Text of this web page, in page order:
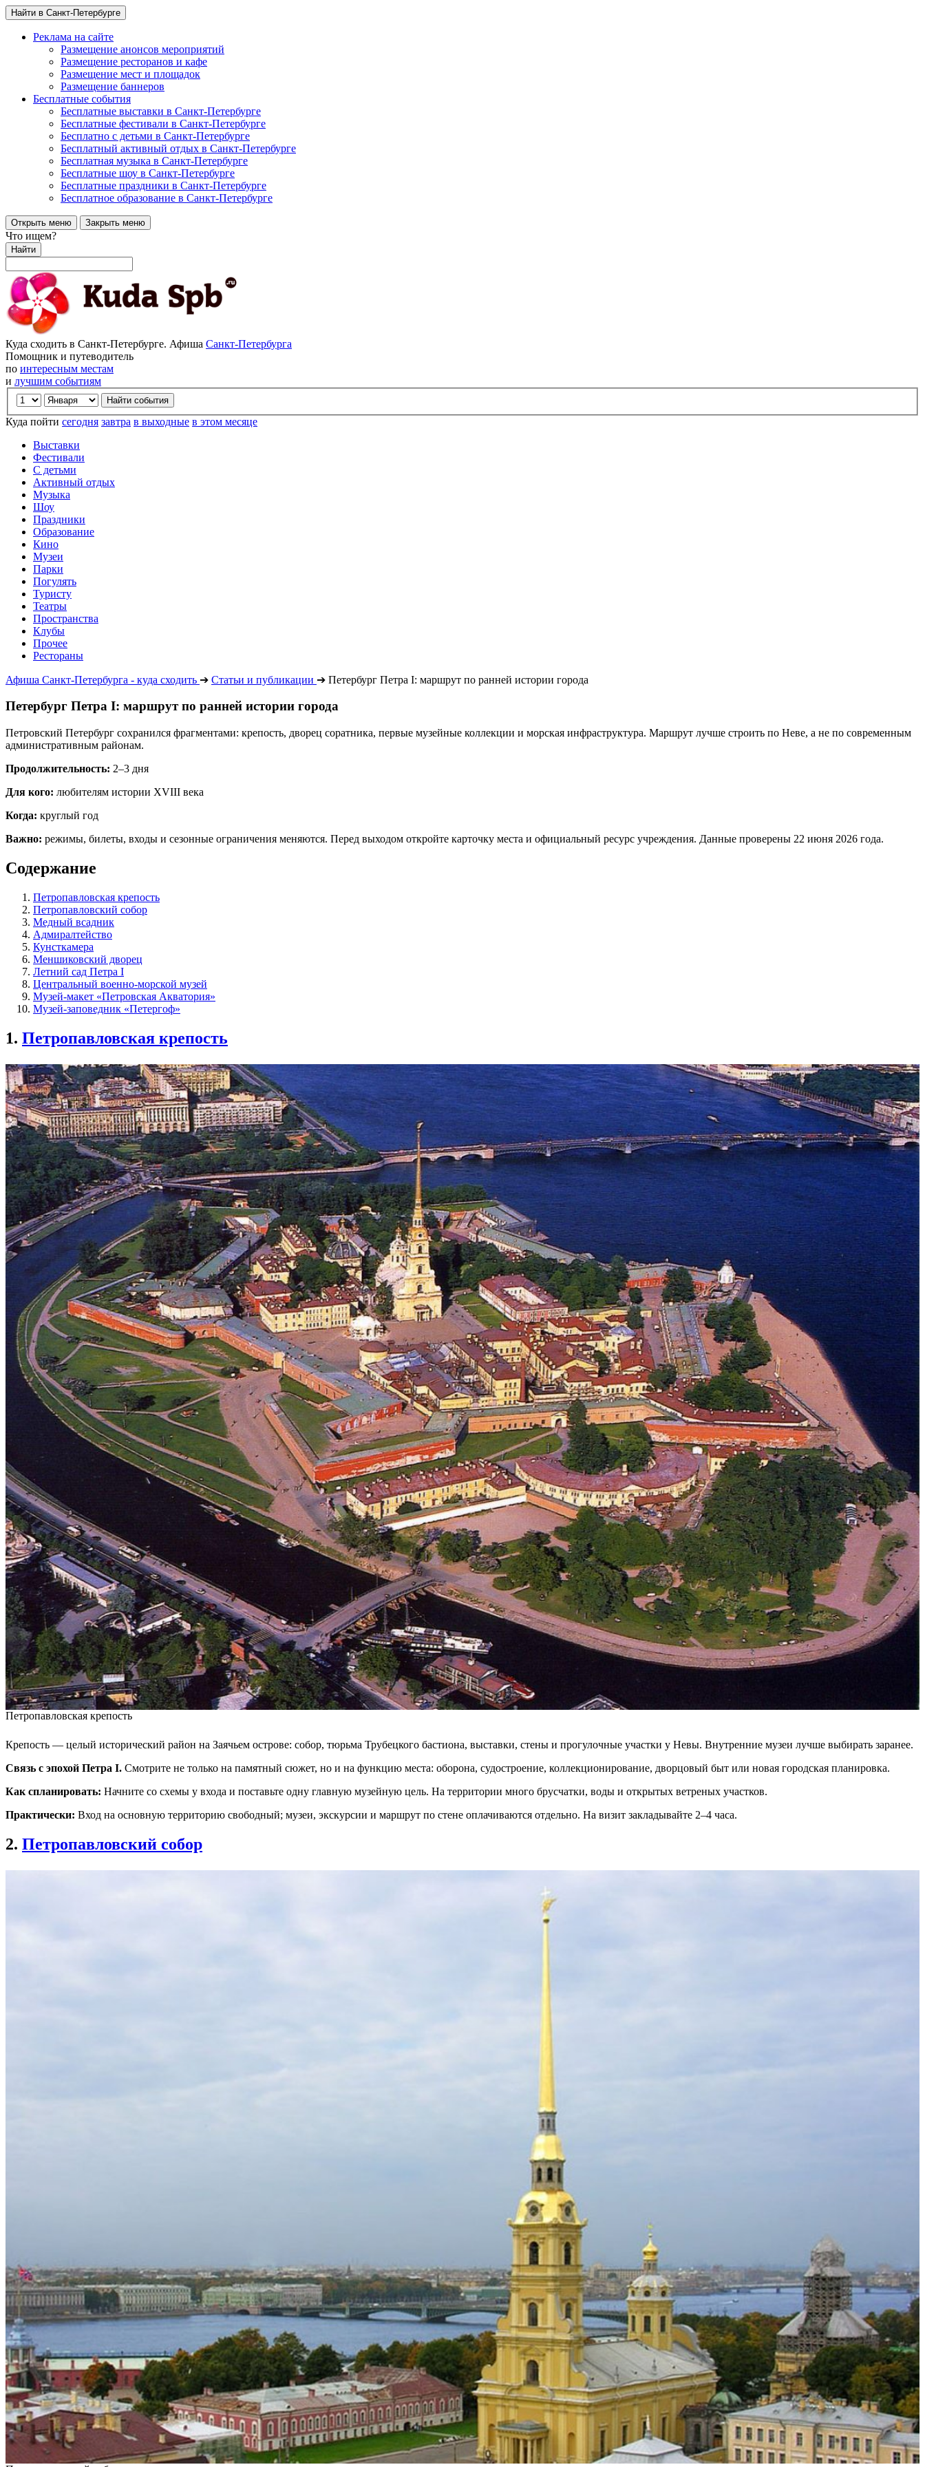
Найти в Санкт-Петербурге
Реклама на сайте
Размещение анонсов мероприятий
Размещение ресторанов и кафе
Размещение мест и площадок
Размещение баннеров
Бесплатные события
Бесплатные выставки в Санкт-Петербурге
Бесплатные фестивали в Санкт-Петербурге
Бесплатно с детьми в Санкт-Петербурге
Бесплатный активный отдых в Санкт-Петербурге
Бесплатная музыка в Санкт-Петербурге
Бесплатные шоу в Санкт-Петербурге
Бесплатные праздники в Санкт-Петербурге
Бесплатное образование в Санкт-Петербурге
Открыть меню Закрыть меню
Что ищем?
Найти
Куда сходить в Санкт-Петербурге. Афиша Санкт-Петербурга
Помощник и путеводитель
по интересным местам
и лучшим событиям
Куда пойти сегодня завтра в выходные в этом месяце
Выставки
Фестивали
С детьми
Активный отдых
Музыка
Шоу
Праздники
Образование
Кино
Музеи
Парки
Погулять
Туристу
Театры
Пространства
Клубы
Прочее
Рестораны
Афиша Санкт-Петербурга - куда сходить ➔ Статьи и публикации ➔ Петербург Петра I: маршрут по ранней истории города
Петербург Петра I: маршрут по ранней истории города
Петровский Петербург сохранился фрагментами: крепость, дворец соратника, первые музейные коллекции и морская инфраструктура. Маршрут лучше строить по Неве, а не по современным
административным районам.
Продолжительность: 2–3 дня
Для кого: любителям истории XVIII века
Когда: круглый год
Важно: режимы, билеты, входы и сезонные ограничения меняются. Перед выходом откройте карточку места и официальный ресурс учреждения. Данные проверены 22 июня 2026 года.
Содержание
Петропавловская крепость
Петропавловский собор
Медный всадник
Адмиралтейство
Кунсткамера
Меншиковский дворец
Летний сад Петра I
Центральный военно-морской музей
Музей-макет «Петровская Акватория»
Музей-заповедник «Петергоф»
1. Петропавловская крепость
Петропавловская крепость
Крепость — целый исторический район на Заячьем острове: собор, тюрьма Трубецкого бастиона, выставки, стены и прогулочные участки у Невы. Внутренние музеи лучше выбирать заранее.
Связь с эпохой Петра I. Смотрите не только на памятный сюжет, но и на функцию места: оборона, судостроение, коллекционирование, дворцовый быт или новая городская планировка.
Как спланировать: Начните со схемы у входа и поставьте одну главную музейную цель. На территории много брусчатки, воды и открытых ветреных участков.
Практически: Вход на основную территорию свободный; музеи, экскурсии и маршрут по стене оплачиваются отдельно. На визит закладывайте 2–4 часа.
2. Петропавловский собор